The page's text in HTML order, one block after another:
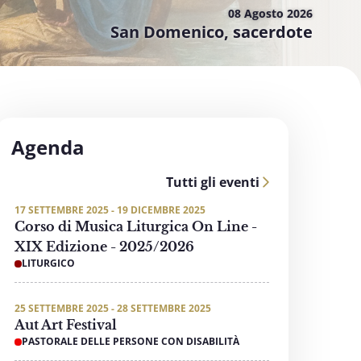
08 Agosto 2026
San Domenico, sacerdote
Agenda
Tutti gli eventi
17 SETTEMBRE 2025 - 19 DICEMBRE 2025
Corso di Musica Liturgica On Line -
XIX Edizione - 2025/2026
LITURGICO
25 SETTEMBRE 2025 - 28 SETTEMBRE 2025
Aut Art Festival
PASTORALE DELLE PERSONE CON DISABILITÀ